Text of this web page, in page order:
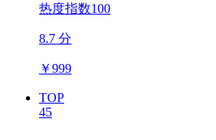
热度指数100
8.7 分
￥999
TOP
45